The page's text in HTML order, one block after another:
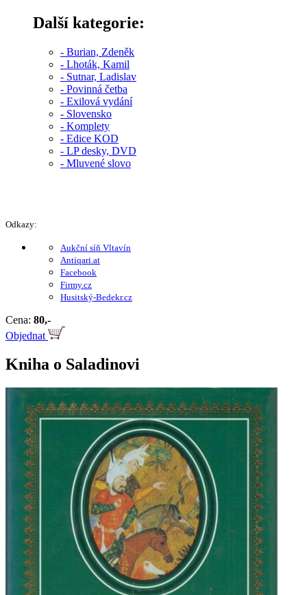
Další kategorie:
- Burian, Zdeněk
- Lhoták, Kamil
- Sutnar, Ladislav
- Povinná četba
- Exilová vydání
- Slovensko
- Komplety
- Edice KOD
- LP desky, DVD
- Mluvené slovo
Odkazy:
Aukční síň Vltavín
Antiqari.at
Facebook
Firmy.cz
Husitský-Bedekr.cz
Cena: 80,-
Objednat
Kniha o Saladinovi